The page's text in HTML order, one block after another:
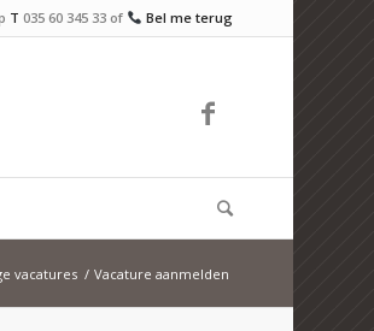
T 035 60 345 33 of Bel me terug
vacatures / Vacature aanmelden